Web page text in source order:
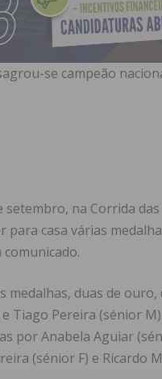
se campeão
na Corrida
para casa várias
duas de
Tiago Pereira (sénior
por Anabela Aguiar
(sénior F) e Ricardo